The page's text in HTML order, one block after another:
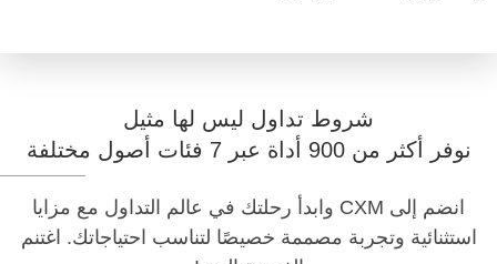
شروط تداول ليس لها مثيل
نوفر أكثر من 900 أداة عبر 7 فئات أصول مختلفة
انضم إلى CXM وابدأ رحلتك في عالم التداول مع مزايا
استثنائية وتجربة مصممة خصيصًا لتناسب احتياجاتك. اغتنم